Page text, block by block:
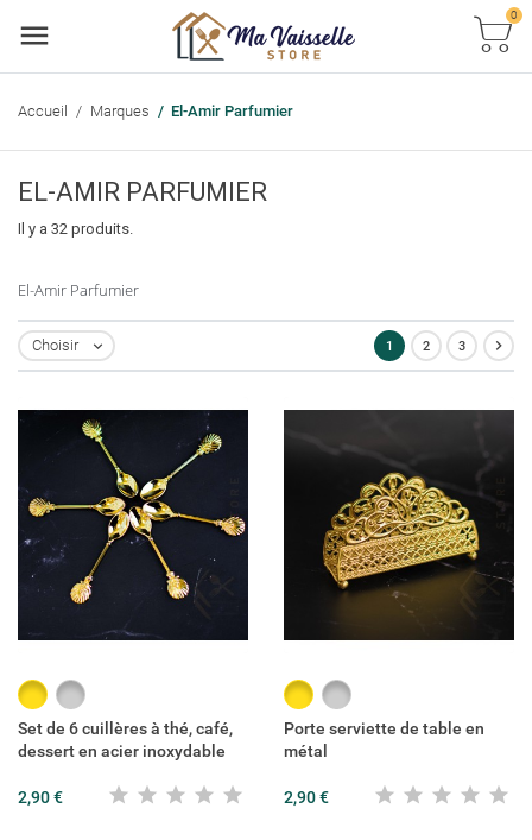
0
Accueil Marques El-Amir Parfumier
EL-AMIR PARFUMIER
Il y a 32 produits.
El-Amir Parfumier
Choisir  1 2 3 
Doré Argenté
Set de 6 cuillères à thé, café,
dessert en acier inoxydable
2,90 €
Doré Argenté
Porte serviette de table en
métal
2,90 €